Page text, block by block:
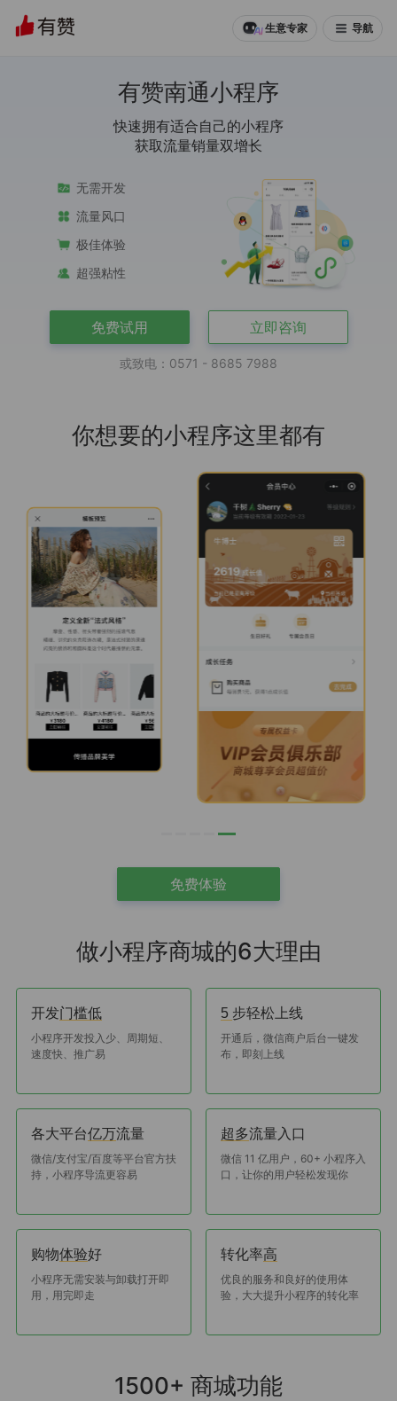
生意专家 导航
有赞南通小程序
快速拥有适合自己的小程序
获取流量销量双增长
无需开发
流量风口
极佳体验
超强粘性
免费试用 立即咨询
或致电：0571 - 8685 7988
你想要的小程序这里都有
免费体验
做小程序商城的6大理由
开发门槛低
小程序开发投入少、周期短、
速度快、推广易
各大平台亿万流量
微信/支付宝/百度等平台官方扶
持，小程序导流更容易
购物体验好
小程序无需安装与卸载打开即
用，用完即走
5 步轻松上线
开通后，微信商户后台一键发
布，即刻上线
超多流量入口
微信 11 亿用户，60+ 小程序入
口，让你的用户轻松发现你
转化率高
优良的服务和良好的使用体
验，大大提升小程序的转化率
1500+ 商城功能